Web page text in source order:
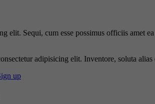
elit. Sequi, cum esse possimus officiis amet
adipisicing elit. Inventore, soluta
up